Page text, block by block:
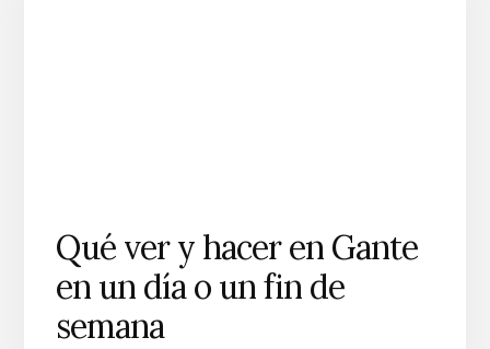
Qué ver y hacer en Gante
en un día o un fin de
semana